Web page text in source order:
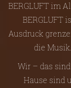
BERGLUFT im
BERGLUFT
Ausdruck
die
Wir – das
Hause sind